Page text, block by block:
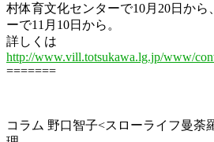
村体育文化センターで10月20日から
ーで11月10日から。
詳しくは
http://www.vill.totsukawa.lg.jp/www/
=======
コラム 野口智子<スローライフ曼荼